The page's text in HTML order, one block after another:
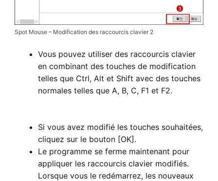
Spot Mouse – Modification des raccourcis clavier 2
Vous pouvez utiliser des raccourcis clavier
en combinant des touches de modification
telles que Ctrl, Alt et Shift avec des touches
normales telles que A, B, C, F1 et F2.
Si vous avez modifié les touches souhaitées,
cliquez sur le bouton [OK].
Le programme se ferme maintenant pour
appliquer les raccourcis clavier modifiés.
Lorsque vous le redémarrez, les nouveaux